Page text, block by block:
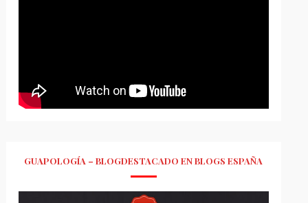
GUAPOLOGÍA – BLOGDESTACADO EN BLOGS ESPAÑA